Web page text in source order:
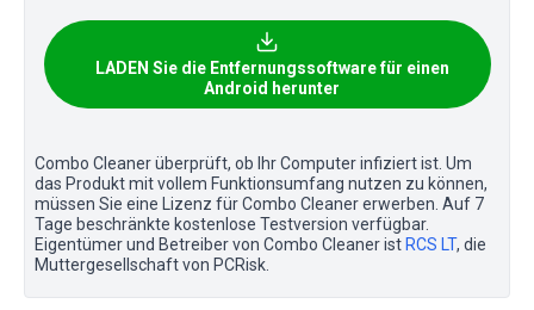
LADEN Sie die Entfernungssoftware für einen
Android herunter
Combo Cleaner überprüft, ob Ihr Computer infiziert ist. Um
das Produkt mit vollem Funktionsumfang nutzen zu können,
müssen Sie eine Lizenz für Combo Cleaner erwerben. Auf 7
Tage beschränkte kostenlose Testversion verfügbar.
Eigentümer und Betreiber von Combo Cleaner ist RCS LT, die
Muttergesellschaft von PCRisk.